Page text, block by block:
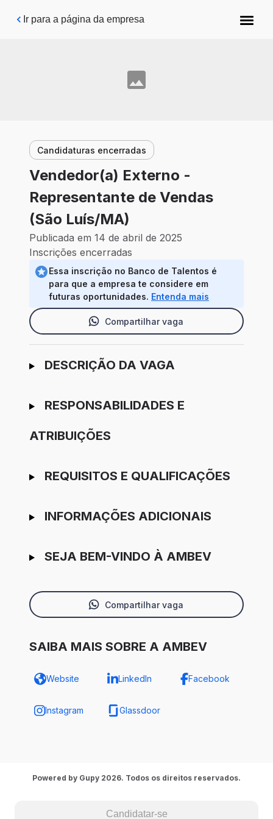
Pular para o conteúdo principal
Ir para a página da empresa
Candidaturas encerradas
Vendedor(a) Externo -
Representante de Vendas
(São Luís/MA)
Publicada em 14 de abril de 2025
Inscrições encerradas
Essa inscrição no Banco de Talentos é
para que a empresa te considere em
futuras oportunidades. Entenda mais
Compartilhar vaga
Ir para candidatura
DESCRIÇÃO DA VAGA
RESPONSABILIDADES E
ATRIBUIÇÕES
REQUISITOS E QUALIFICAÇÕES
INFORMAÇÕES ADICIONAIS
SEJA BEM-VINDO À AMBEV
Compartilhar vaga
SAIBA MAIS SOBRE A AMBEV
Website LinkedIn Facebook
Instagram Glassdoor
Candidatar-se
Powered by Gupy 2026. Todos os direitos reservados.